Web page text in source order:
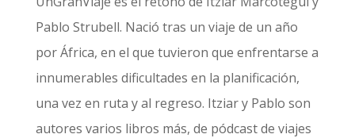
Pablo Strubell. Nació tras un viaje de un año
por África, en el que tuvieron que enfrentarse a
innumerables dificultades en la planificación,
una vez en ruta y al regreso. Itziar y Pablo son
autores varios libros más, de pódcast de viajes